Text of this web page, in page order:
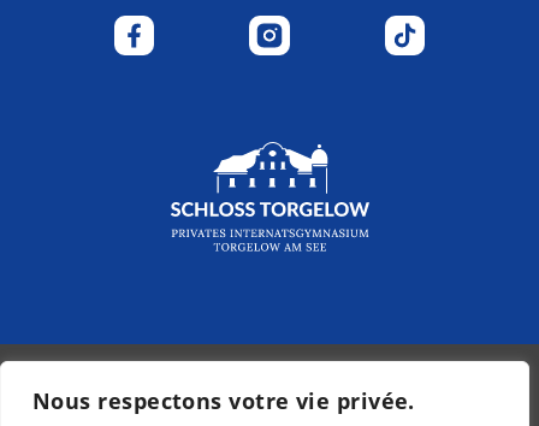
Nous respectons votre vie privée.
© 2026 - Kurpfalz-Internat